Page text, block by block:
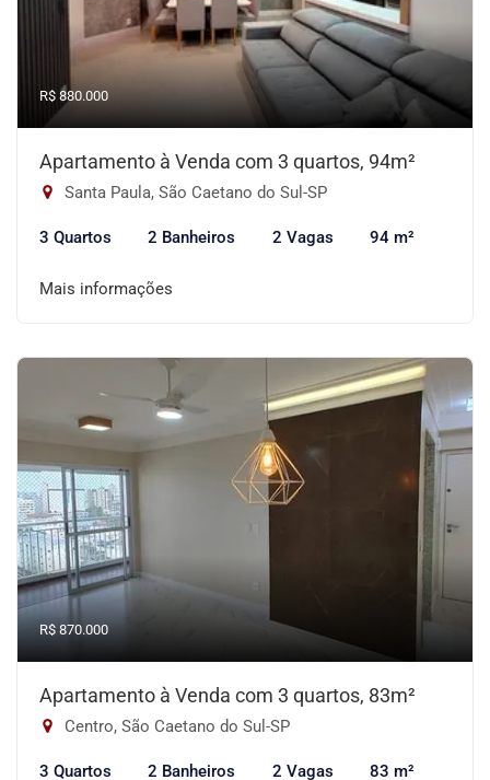
R$ 880.000
Apartamento à Venda com 3 quartos, 94m²
Santa Paula, São Caetano do Sul-SP
3 Quartos 2 Banheiros 2 Vagas 94 m²
Mais informações
R$ 870.000
Apartamento à Venda com 3 quartos, 83m²
Centro, São Caetano do Sul-SP
3 Quartos 2 Banheiros 2 Vagas 83 m²